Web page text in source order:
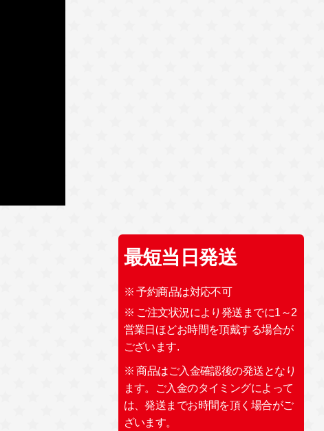
最短当日発送
※ 予約商品は対応不可
※ ご注文状況により発送までに1～2
営業日ほどお時間を頂戴する場合が
ございます.
※ 商品はご入金確認後の発送となり
ます。ご入金のタイミングによって
は、発送までお時間を頂く場合がご
ざいます。